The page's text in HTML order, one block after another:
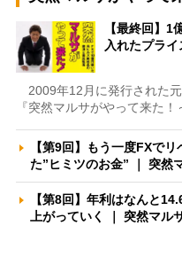
【最終回】
入れたプラ
2009年12月に発行された
『突然マルサがやって来た
【第9回】もう一度FXで
た”ヒミツのお金” ｜ 突然
【第8回】年利はなんと
上がっていく ｜ 突然マル